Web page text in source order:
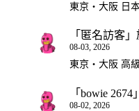
東京・大阪 日
「 匿名訪客
08-03, 2026
東京・大阪 高
「 bowie 2674
08-02, 2026